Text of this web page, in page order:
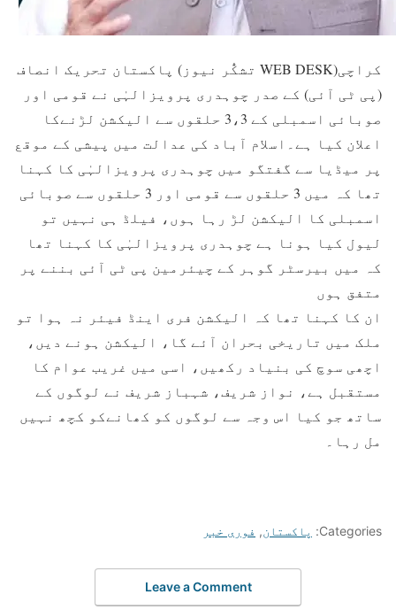
کراچی(WEB DESK تشکُّر نیوز) پاکستان تحریک انصاف
(پی ٹی آئی) کے صدر چوہدری پرویزالہٰی نے قومی اور
صوبائی اسمبلی کے 3،3 حلقوں سے الیکشن لڑنےکا
اعلان کیا ہے۔اسلام آباد کی عدالت میں پیشی کے موقع
پر میڈیا سے گفتگو میں چوہدری پرویزالہٰی کا کہنا
تھا کہ میں 3 حلقوں سے قومی اور 3 حلقوں سے صوبائی
اسمبلی کا الیکشن لڑ رہا ہوں، فیلڈ ہی نہیں تو
لیول کیا ہونا ہے چوہدری پرویزالہٰی کا کہنا تھا
کہ میں بیرسٹر گوہر کے چیئرمین پی ٹی آئی بننے پر
متفق ہوں
ان کا کہنا تھا کہ الیکشن فری اینڈ فیئر نہ ہوا تو
ملک میں تاریخی بحران آئے گا، الیکشن ہونے دیں،
اچھی سوچ کی بنیاد رکھیں، اسی میں غریب عوام کا
مستقبل ہے، نواز شریف، شہباز شریف نے لوگوں کے
ساتھ جو کیا اس وجہ سے لوگوں کو کھانےکو کچھ نہیں
مل رہا۔
Categories: پاکستان, فوری خبر
Leave a Comment